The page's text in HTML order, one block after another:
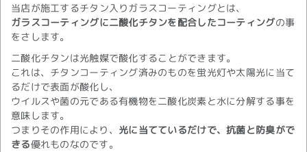
当店が施工するチタン入りガラスコーティングとは、
ガラスコーティングに二酸化チタンを配合したコーティングの事
をさします。
二酸化チタンは光触媒で酸化することができます。
これは、チタンコーティング済みのものを蛍光灯や太陽光に当て
るだけで表面が酸化し、
ウイルスや菌の元である有機物を二酸化炭素と水に分解する事を
意味します。
つまりその作用により、 光に当てているだけで、抗菌と防臭がで
きる優れものなのです。